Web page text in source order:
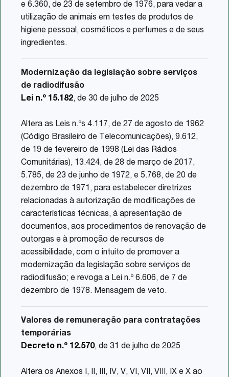
e 6.360, de 23 de setembro de 1976, para vedar a
utilização de animais em testes de produtos de
higiene pessoal, cosméticos e perfumes e de seus
ingredientes.
Modernização da legislação sobre serviços
de radiodifusão
Lei n.º 15.182, de 30 de julho de 2025
Altera as Leis n.ºs 4.117, de 27 de agosto de 1962
(Código Brasileiro de Telecomunicações), 9.612,
de 19 de fevereiro de 1998 (Lei das Rádios
Comunitárias), 13.424, de 28 de março de 2017,
5.785, de 23 de junho de 1972, e 5.768, de 20 de
dezembro de 1971, para estabelecer diretrizes
relacionadas à autorização de modificações de
características técnicas, à apresentação de
documentos, aos procedimentos de renovação de
outorgas e à promoção de recursos de
acessibilidade, com o intuito de promover a
modernização da legislação sobre serviços de
radiodifusão; e revoga a Lei n.º 6.606, de 7 de
dezembro de 1978. Mensagem de veto.
Valores de remuneração para contratações
temporárias
Decreto n.º 12.570, de 31 de julho de 2025
Altera os Anexos I, II, III, IV, V, VI, VII, VIII, IX e X ao